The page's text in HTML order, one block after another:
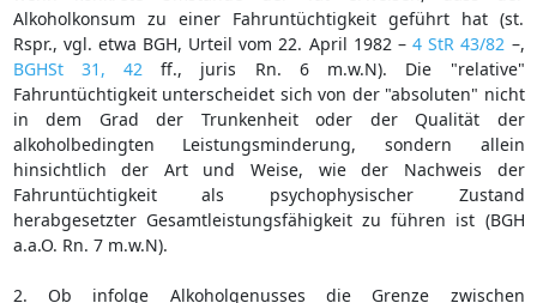
Alkoholkonsum zu einer Fahruntüchtigkeit geführt hat (st.
Rspr., vgl. etwa BGH, Urteil vom 22. April 1982 –4 StR 43/82 –,
BGHSt 31, 42 ff., juris Rn. 6 m.w.N). Die "relative"
Fahruntüchtigkeit unterscheidet sich von der "absoluten" nicht
in dem Grad der Trunkenheit oder der Qualität der
alkoholbedingten Leistungsminderung, sondern allein
hinsichtlich der Art und Weise, wie der Nachweis der
Fahruntüchtigkeit als psychophysischer Zustand
herabgesetzter Gesamtleistungsfähigkeit zu führen ist (BGH
a.a.O. Rn. 7 m.w.N).
2. Ob infolge Alkoholgenusses die Grenze zwischen